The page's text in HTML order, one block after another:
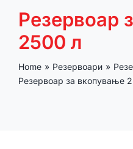
Резервоар
2500 л
Home Резервоари
Резервоар за вкопување